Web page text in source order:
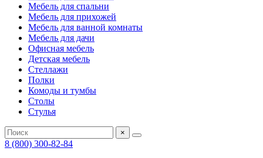
Мебель для спальни
Мебель для прихожей
Мебель для ванной комнаты
Мебель для дачи
Офисная мебель
Детская мебель
Стеллажи
Полки
Комоды и тумбы
Столы
Стулья
×
8 (800) 300-82-84